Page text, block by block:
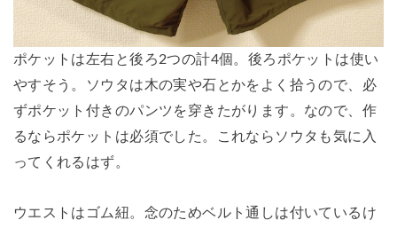
ポケットは左右と後ろ2つの計4個。後ろポケットは使い
やすそう。ソウタは木の実や石とかをよく拾うので、必
ずポケット付きのパンツを穿きたがります。なので、作
るならポケットは必須でした。これならソウタも気に入
ってくれるはず。
ウエストはゴム紐。念のためベルト通しは付いているけ